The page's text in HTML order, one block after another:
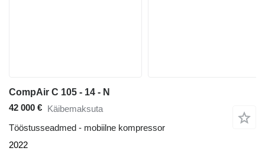
CompAir C 105 - 14 - N
42 000 € Käibemaksuta
Tööstusseadmed - mobiilne kompressor
2022